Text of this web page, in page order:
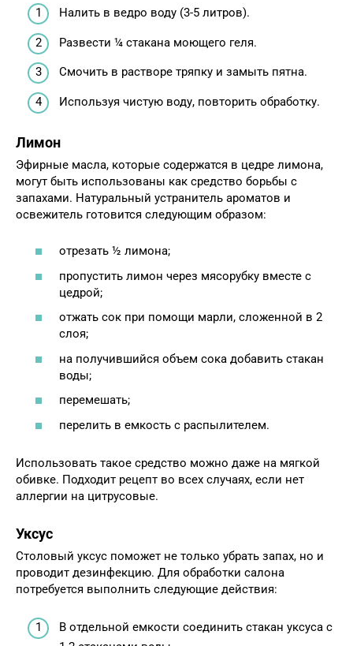
Налить в ведро воду (3-5 литров).
Развести ¼ стакана моющего геля.
Смочить в растворе тряпку и замыть пятна.
Используя чистую воду, повторить обработку.
Лимон
Эфирные масла, которые содержатся в цедре лимона,
могут быть использованы как средство борьбы с
запахами. Натуральный устранитель ароматов и
освежитель готовится следующим образом:
отрезать ½ лимона;
пропустить лимон через мясорубку вместе с
цедрой;
отжать сок при помощи марли, сложенной в 2
слоя;
на получившийся объем сока добавить стакан
воды;
перемешать;
перелить в емкость с распылителем.
Использовать такое средство можно даже на мягкой
обивке. Подходит рецепт во всех случаях, если нет
аллергии на цитрусовые.
Уксус
Столовый уксус поможет не только убрать запах, но и
проводит дезинфекцию. Для обработки салона
потребуется выполнить следующие действия:
В отдельной емкости соединить стакан уксуса с